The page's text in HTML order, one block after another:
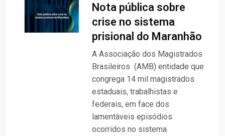
Nota pública sobre
crise no sistema
prisional do Maranhão
A Associação dos Magistrados
Brasileiros (AMB) entidade que
congrega 14 mil magistrados
estaduais, trabalhistas e
federais, em face dos
lamentáveis episódios
ocorridos no sistema